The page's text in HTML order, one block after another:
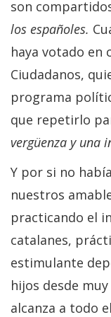
son
los españoles.
haya votado en
Ciudadanos,
programa
que repetirlo
vergüenza y una
Y por si no
nuestros
practicando el
catalanes,
estimulante
hijos desde
alcanza a todo